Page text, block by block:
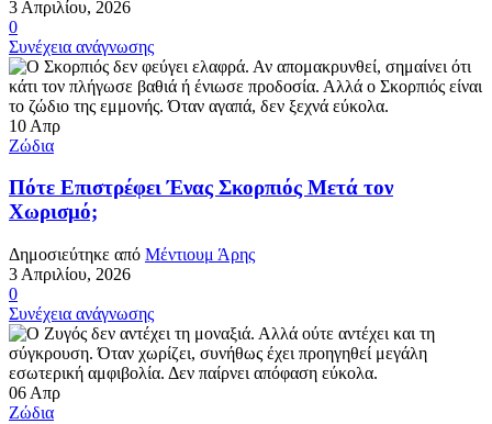
3 Απριλίου, 2026
0
Συνέχεια ανάγνωσης
10 Απρ
Ζώδια
Πότε Επιστρέφει Ένας Σκορπιός Μετά τον
Χωρισμό;
Δημοσιεύτηκε από Μέντιουμ Άρης
3 Απριλίου, 2026
0
Συνέχεια ανάγνωσης
06 Απρ
Ζώδια